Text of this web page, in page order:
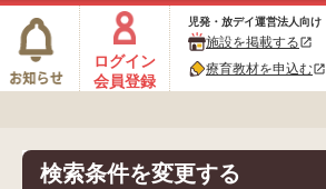
ログイン
会員登録
児発・放デイ運営法人向け
施設を掲載するopen_in_new
療育教材を申込むopen_in_new
検索条件を変更する